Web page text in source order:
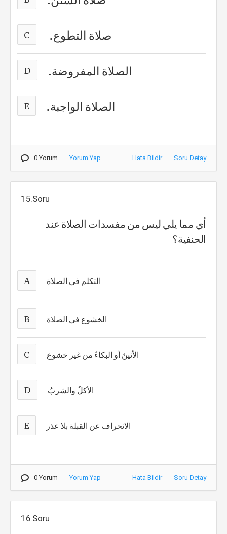
C صلاة التطوع.
D الصلاة المفروضة.
E الصلاة الواجبة.
0 Yorum Yorum Yap Hata Bildir Soru Detay
15.Soru
أي مما يلي ليس من مفسدات الصلاة عند
الحنفية؟
A التكلم في الصلاة
B الخشوع في الصلاة
C الأنينُ أو البكاءُ من غير خشوع
D الأكلُ والشربُ
E الانحراف عن القبلة بلا عذر
0 Yorum Yorum Yap Hata Bildir Soru Detay
16.Soru